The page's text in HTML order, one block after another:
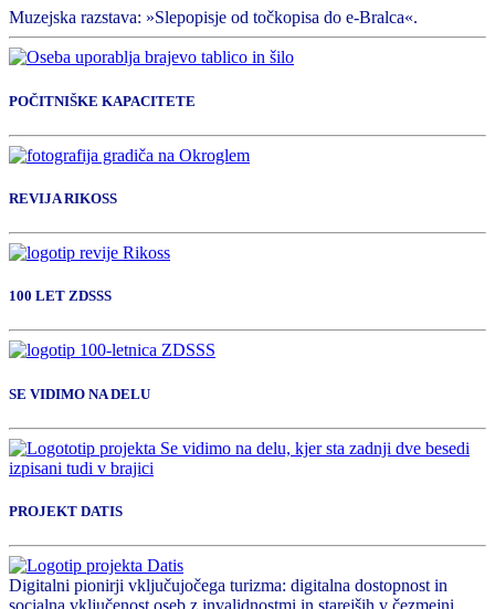
Muzejska razstava: »Slepopisje od točkopisa do e-Bralca«.
POČITNIŠKE KAPACITETE
REVIJA RIKOSS
100 LET ZDSSS
SE VIDIMO NA DELU
PROJEKT DATIS
Digitalni pionirji vključujočega turizma: digitalna dostopnost in
socialna vključenost oseb z invalidnostmi in starejših v čezmejni